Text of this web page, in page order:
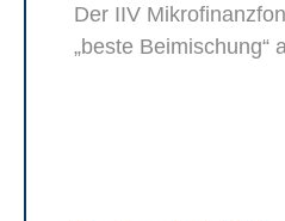
Der IIV
„beste Beimischung“